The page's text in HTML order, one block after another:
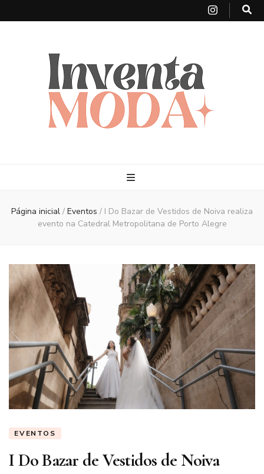
Página inicial / Eventos / I Do Bazar de Vestidos de Noiva realiza
evento na Catedral Metropolitana de Porto Alegre
EVENTOS
I Do Bazar de Vestidos de Noiva